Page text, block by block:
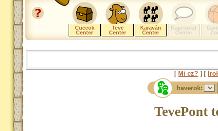
Cuccok
Center
Teve
Center
Karaván
Center
Kapcsolat
Center
[ Mi ez? ] [
haverok:
TevePont